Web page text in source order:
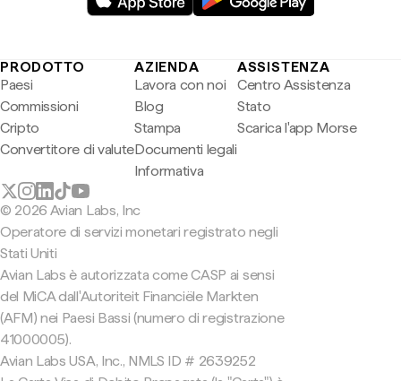
PRODOTTO
Paesi
Commissioni
Cripto
Convertitore di valute
AZIENDA
Lavora con noi
Blog
Stampa
Documenti legali
Informativa
ASSISTENZA
Centro Assistenza
Stato
Scarica l'app Morse
© 2026 Avian Labs, Inc
Operatore di servizi monetari registrato negli
Stati Uniti
Avian Labs è autorizzata come CASP ai sensi
del MiCA dall'Autoriteit Financiële Markten
(AFM) nei Paesi Bassi (numero di registrazione
41000005).
Avian Labs USA, Inc., NMLS ID # 2639252